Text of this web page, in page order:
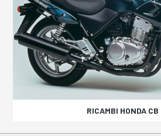
RICAMBI HONDA